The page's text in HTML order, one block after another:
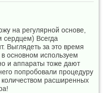
на регулярной основе,
сердцем) Всегда
Выглядеть за это время
основном используем
и аппараты тоже дают
попробовали процедуру
расширенных